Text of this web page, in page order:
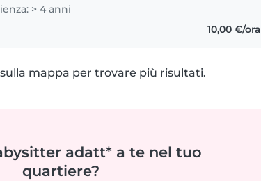
> 4 anni
10,00 €/ora
mappa per trovare più risultati.
adatt* a te nel tuo
quartiere?